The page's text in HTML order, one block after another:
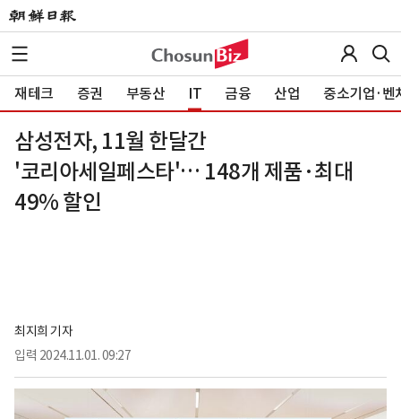
재테크 증권 부동산 IT 금융 산업 중소기업·벤
삼성전자, 11월 한달간
'코리아세일페스타'… 148개 제품·최대
49% 할인
최지희 기자
입력 2024.11.01. 09:27